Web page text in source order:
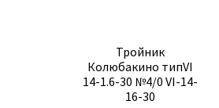
Тройник
Колюбакино типVI
14-1.6-30 №4/0 VI-14-
16-30